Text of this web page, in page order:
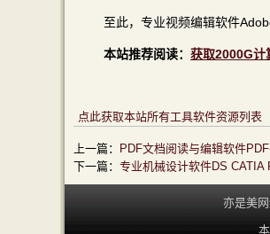
至此，专业视频编辑软件
本站推荐阅读： 获取2000G计
点此获取本站所有工具软件资源列表
上一篇：
PDF文档阅读与编辑软件
下一篇： 专业机械设计软件DS CATIA
亦是美